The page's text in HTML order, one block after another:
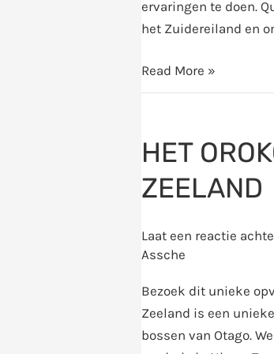
ervaringen te doen.
het Zuidereiland en
avontuur!
Read More »
HET
ZEELAND
Laat een reactie
Assche
Bezoek dit unieke
Zeeland is een
bossen van Otago.
vogelreservaat
Nieuw